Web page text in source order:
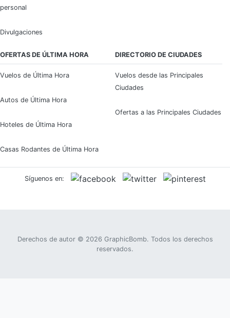
personal
Divulgaciones
OFERTAS DE ÚLTIMA HORA
Vuelos de Última Hora
Autos de Última Hora
Hoteles de Última Hora
Casas Rodantes de Última Hora
DIRECTORIO DE CIUDADES
Vuelos desde las Principales
Ciudades
Ofertas a las Principales Ciudades
Síguenos en:
Derechos de autor © 2026 GraphicBomb. Todos los derechos
reservados.